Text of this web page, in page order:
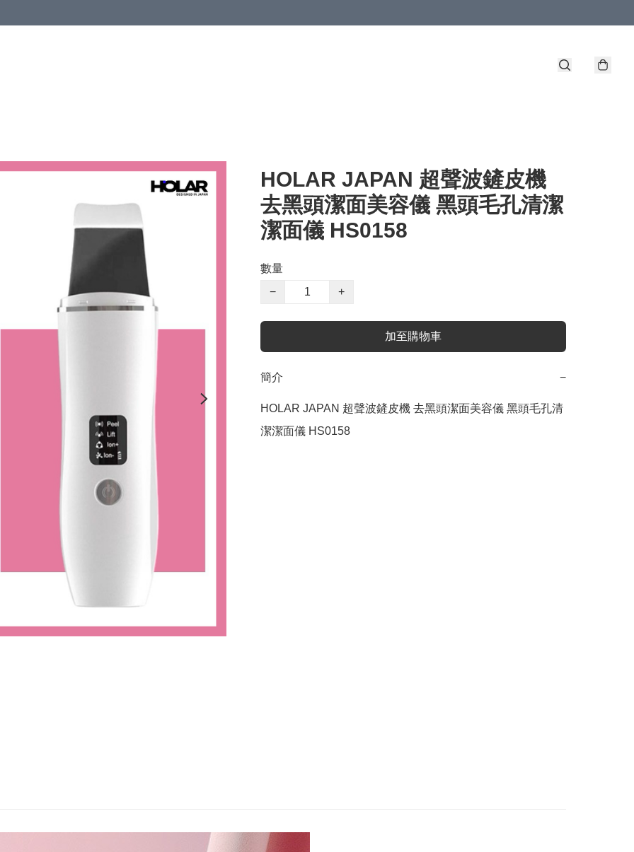
HOLAR JAPAN 超聲波鏟皮機
去黑頭潔面美容儀 黑頭毛孔清潔
潔面儀 HS0158
數量
−
+
加至購物車
簡介 −
HOLAR JAPAN 超聲波鏟皮機 去黑頭潔面美容儀 黑頭毛孔清
潔潔面儀 HS0158